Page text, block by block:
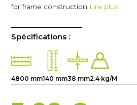
for frame construction Lire plus
Spécifications :
4800 mm140 mm38 mm2.4 kg/M